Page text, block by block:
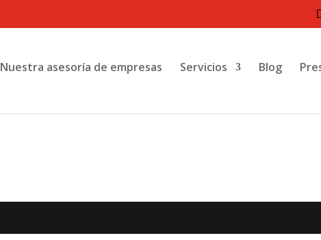
Nuestra asesoría de empresas Servicios Blog